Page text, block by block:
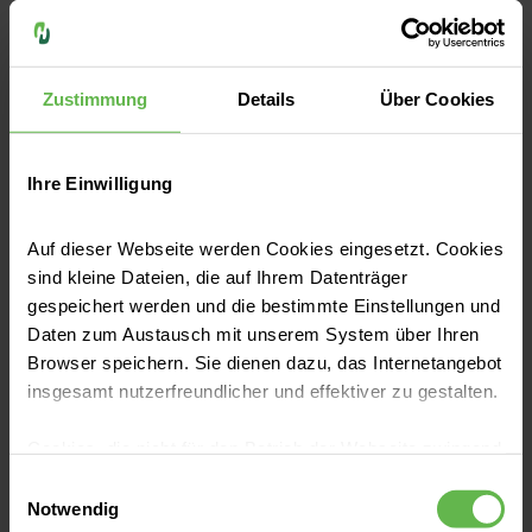
Zustimmung Details Über Cookies
Ihre Einwilligung
Auf dieser Webseite werden Cookies eingesetzt. Cookies
sind kleine Dateien, die auf Ihrem Datenträger
gespeichert werden und die bestimmte Einstellungen und
Daten zum Austausch mit unserem System über Ihren
Browser speichern. Sie dienen dazu, das Internetangebot
insgesamt nutzerfreundlicher und effektiver zu gestalten.
eingesetzt werden.
Notwendig
erfahren? Dann lade Dir hier unseren Flyer
Interkulturelles Jahr -
Jordanien
Flyer
|5 MB